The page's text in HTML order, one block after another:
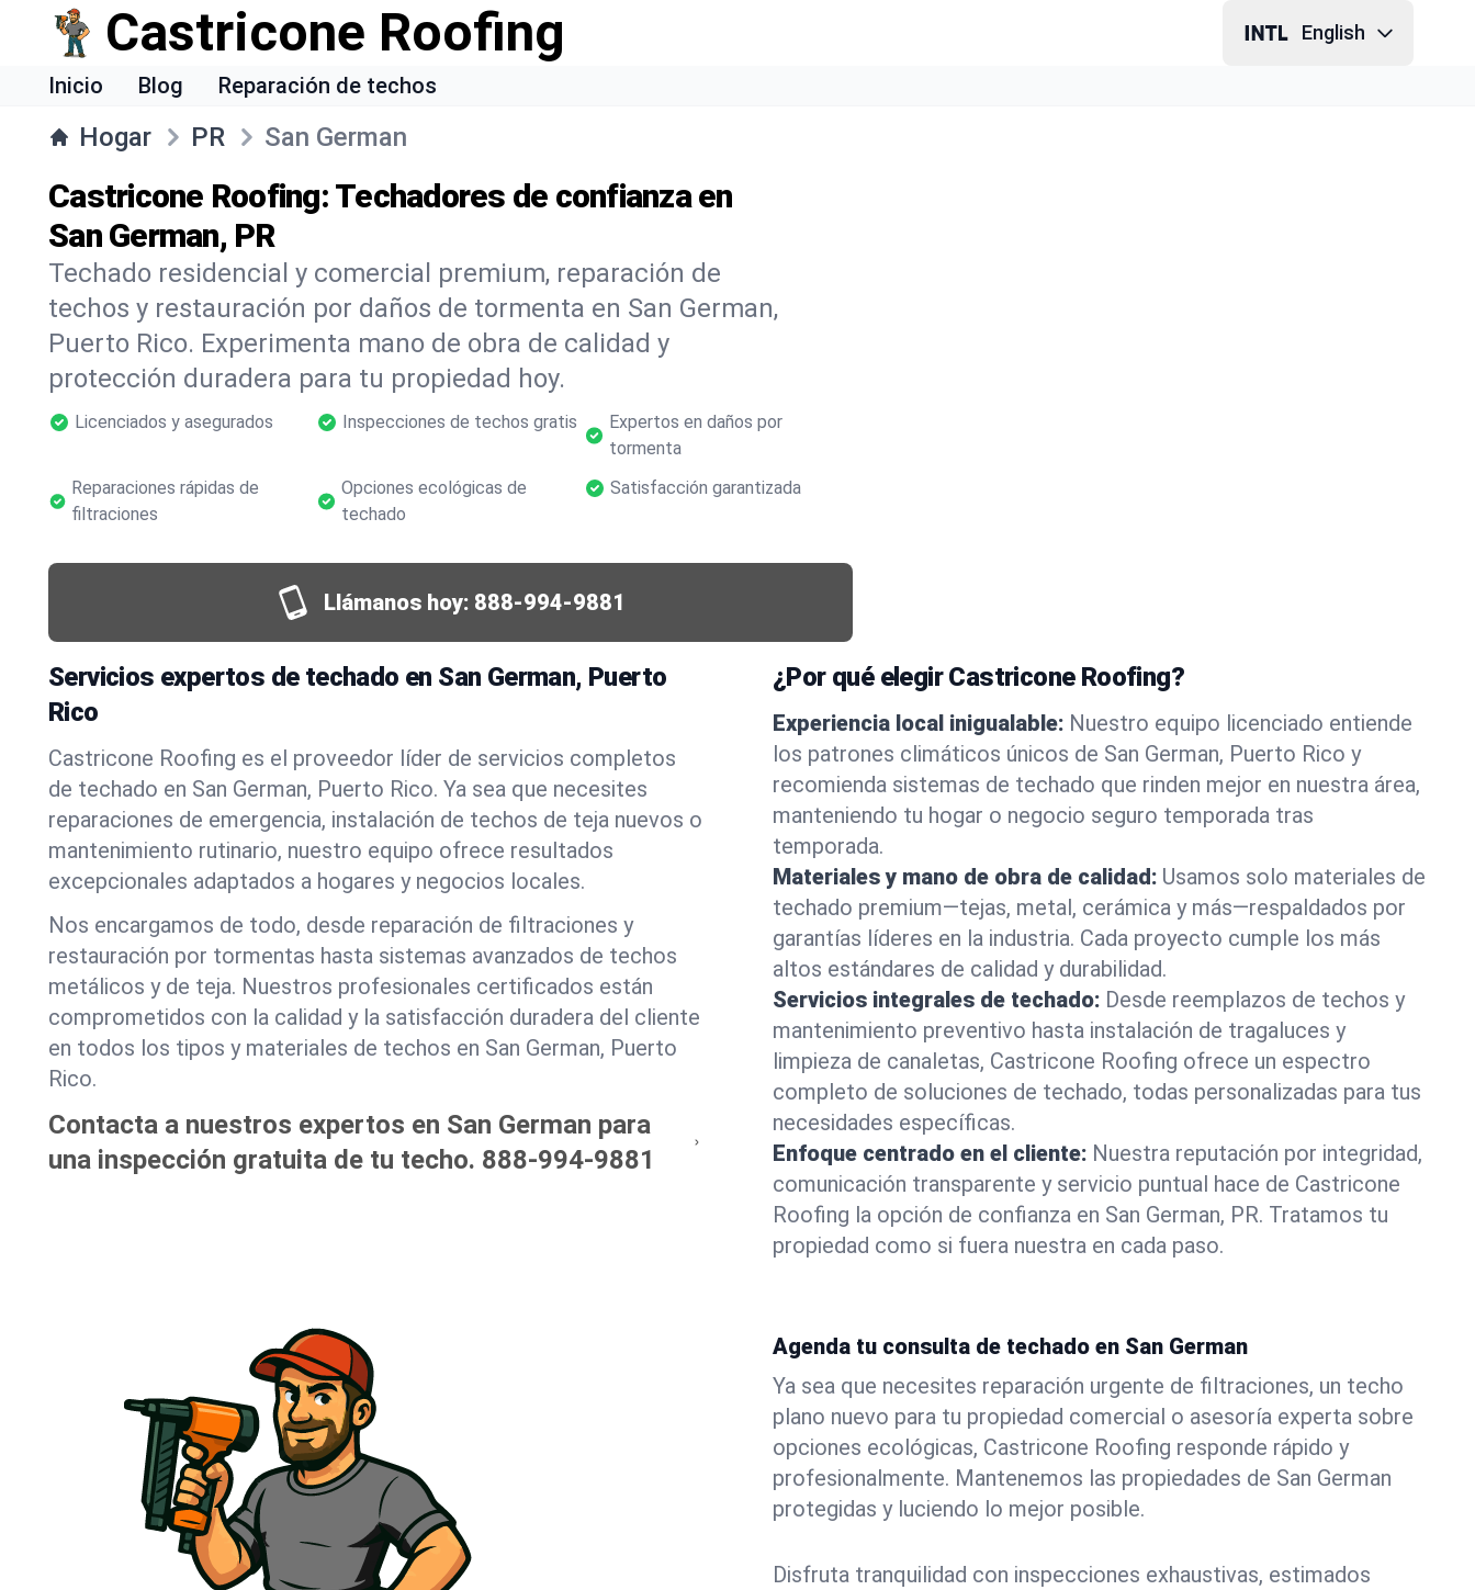
Castricone Roofing English
Inicio Blog Reparación de techos
Hogar PR San German
Castricone Roofing: Techadores de confianza en
San German, PR
Techado residencial y comercial premium, reparación de
techos y restauración por daños de tormenta en San German,
Puerto Rico. Experimenta mano de obra de calidad y
protección duradera para tu propiedad hoy.
Licenciados y asegurados Inspecciones de techos gratis
Expertos en daños por
tormenta
Reparaciones rápidas de
filtraciones
Opciones ecológicas de
techado
Satisfacción garantizada
Llámanos hoy: 888-994-9881
Servicios expertos de techado en San German, Puerto
Rico
Castricone Roofing es el proveedor líder de servicios completos
de techado en San German, Puerto Rico. Ya sea que necesites
reparaciones de emergencia, instalación de techos de teja nuevos o
mantenimiento rutinario, nuestro equipo ofrece resultados
excepcionales adaptados a hogares y negocios locales.
Nos encargamos de todo, desde reparación de filtraciones y
restauración por tormentas hasta sistemas avanzados de techos
metálicos y de teja. Nuestros profesionales certificados están
comprometidos con la calidad y la satisfacción duradera del cliente
en todos los tipos y materiales de techos en San German, Puerto
Rico.
Contacta a nuestros expertos en San German para
una inspección gratuita de tu techo. 888-994-9881
¿Por qué elegir Castricone Roofing?
Experiencia local inigualable: Nuestro equipo licenciado entiende
los patrones climáticos únicos de San German, Puerto Rico y
recomienda sistemas de techado que rinden mejor en nuestra área,
manteniendo tu hogar o negocio seguro temporada tras
temporada.
Materiales y mano de obra de calidad: Usamos solo materiales de
techado premium—tejas, metal, cerámica y más—respaldados por
garantías líderes en la industria. Cada proyecto cumple los más
altos estándares de calidad y durabilidad.
Servicios integrales de techado: Desde reemplazos de techos y
mantenimiento preventivo hasta instalación de tragaluces y
limpieza de canaletas, Castricone Roofing ofrece un espectro
completo de soluciones de techado, todas personalizadas para tus
necesidades específicas.
Enfoque centrado en el cliente: Nuestra reputación por integridad,
comunicación transparente y servicio puntual hace de Castricone
Roofing la opción de confianza en San German, PR. Tratamos tu
propiedad como si fuera nuestra en cada paso.
Agenda tu consulta de techado en San German
Ya sea que necesites reparación urgente de filtraciones, un techo
plano nuevo para tu propiedad comercial o asesoría experta sobre
opciones ecológicas, Castricone Roofing responde rápido y
profesionalmente. Mantenemos las propiedades de San German
protegidas y luciendo lo mejor posible.
Disfruta tranquilidad con inspecciones exhaustivas, estimados